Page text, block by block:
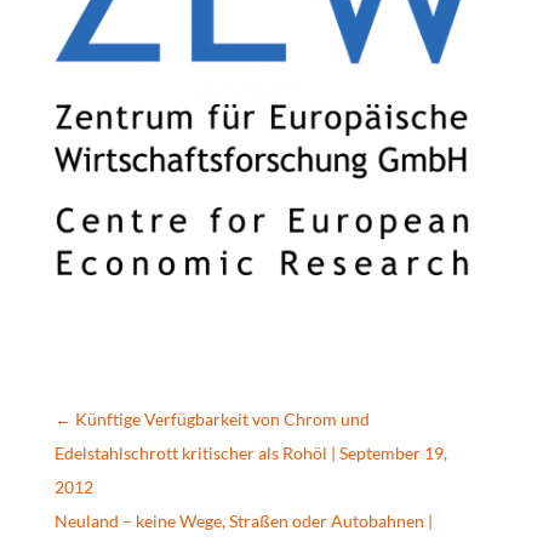
← Künftige Verfügbarkeit von Chrom und
Edelstahlschrott kritischer als Rohöl | September 19,
2012
Neuland – keine Wege, Straßen oder Autobahnen |